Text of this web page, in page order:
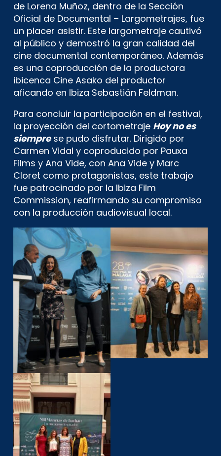
de Lorena Muñoz, dentro de la Sección
Oficial de Documental – Largometrajes, fue
un placer asistir. Este largometraje cautivó
al público y demostró la gran calidad del
cine documental contemporáneo. Además
es una coproducción de la productora
ibicenca Cine Asako del productor
aficando en Ibiza Sebastián Feldman.
Para concluir la participación en el festival,
la proyección del cortometraje Hoy no es
siemprese pudo disfrutar. Dirigido por
Carmen Vidal y coproducido por Pauxa
Films y Ana Vide, con Ana Vide y Marc
Cloret como protagonistas, este trabajo
fue patrocinado por la Ibiza Film
Commission, reafirmando su compromiso
con la producción audiovisual local.